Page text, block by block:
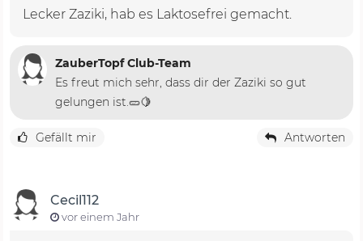
Lecker Zaziki, hab es Laktosefrei gemacht.
ZauberTopf Club-Team
Es freut mich sehr, dass dir der Zaziki so gut
gelungen ist.🥒🍋
Gefällt mir Antworten
Cecil112
vor einem Jahr